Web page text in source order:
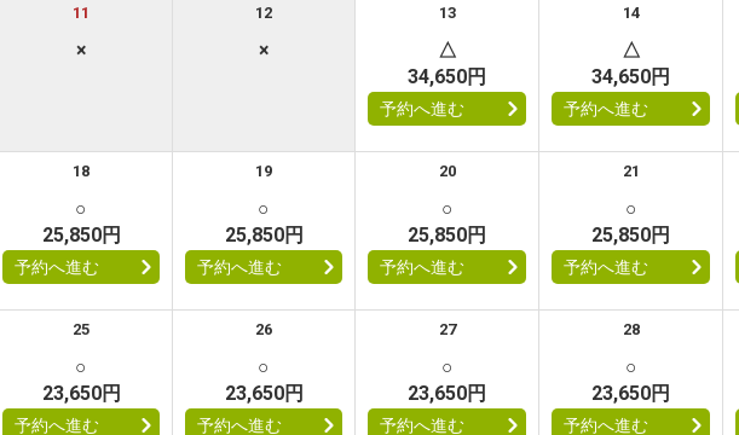
11
×
12
×
13
△
34,650円
予約へ進む
14
△
34,650円
予約へ進む
18
○
25,850円
予約へ進む
19
○
25,850円
予約へ進む
20
○
25,850円
予約へ進む
21
○
25,850円
予約へ進む
25
○
23,650円
予約へ進む
26
○
23,650円
予約へ進む
27
○
23,650円
予約へ進む
28
○
23,650円
予約へ進む